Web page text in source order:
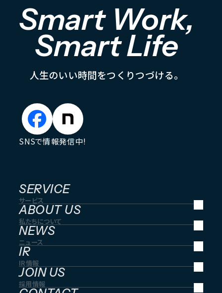
Smart Work,
Smart Life
人生のいい時間をつ く りつづける。
SNSで情報発信中!
SERVICE
サービス
ABOUT US
私たちについて
NEWS
ニュース
IR
IR情報
JOIN US
採用情報